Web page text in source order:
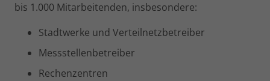
bis 1.000 Mitarbeitenden, insbesondere:
Stadtwerke und Verteilnetzbetreiber
Messstellenbetreiber
Rechenzentren